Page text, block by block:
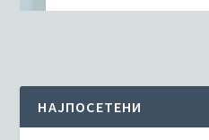
НАЈПОСЕТЕНИ